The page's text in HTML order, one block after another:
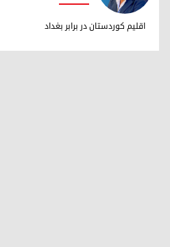
دکتر ابراهیم خالد
اقلیم کوردستان در برابر بغداد